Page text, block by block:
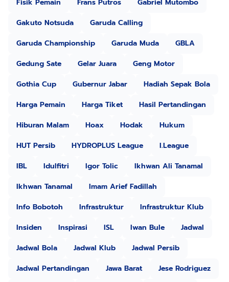
Fisik Pemain
Frans Putros
Gabriel Mutombo
Gakuto Notsuda
Garuda Calling
Garuda Championship
Garuda Muda
GBLA
Gedung Sate
Gelar Juara
Geng Motor
Gothia Cup
Gubernur Jabar
Hadiah Sepak Bola
Harga Pemain
Harga Tiket
Hasil Pertandingan
Hiburan Malam
Hoax Hodak
Hukum
HUT Persib
HYDROPLUS League
I.League
IBL
Idulfitri Igor Tolic
Ikhwan Ali Tanamal
Ikhwan Tanamal
Imam Arief Fadillah
Info Bobotoh
Infrastruktur
Infrastruktur Klub
Insiden
Inspirasi ISL Iwan Bule
Jadwal
Jadwal Bola
Jadwal Klub
Jadwal Persib
Jadwal Pertandingan
Jawa Barat
Jese Rodriguez